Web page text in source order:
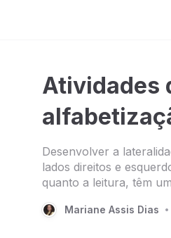
Atividades
Desenvolver a
lados direitos e
quanto a leitura, têm
Mariane Assis Dias •